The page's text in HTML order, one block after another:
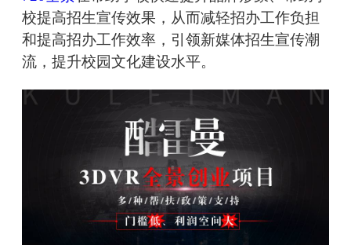
校提高招生宣传效果，从而减轻招办工作负担
和提高招办工作效率，引领新媒体招生宣传潮
流，提升校园文化建设水平。